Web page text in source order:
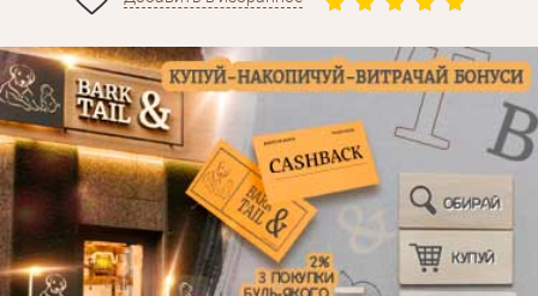
Личные данные